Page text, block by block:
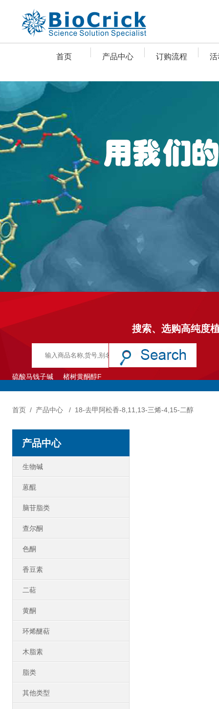
首页 产品中心 订购流程 活
搜索、选购高纯度
硫酸马钱子碱 楮树黄酮醇F
首页/ 产品中心/ 18-去甲阿松香-8,11,13-三烯-4,15-二醇
产品中心
生物碱
蒽醌
脑苷脂类
查尔酮
色酮
香豆素
二萜
黄酮
环烯醚萜
木脂素
脂类
其他类型